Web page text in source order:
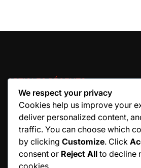
ARTICLES RÉCENTS
Techniques d’approche en coup
Choix des coups, Exécution
Service puissant : Technique,
Coupé revers : Spin, Point de
Consistance du revers : Pratique,
Techniques de coup droit à
We respect your privacy
Cookies help us improve your
deliver personalized content,
traffic. You can choose which
by clicking Customize. Click
consent or Reject All to decline
cookies.